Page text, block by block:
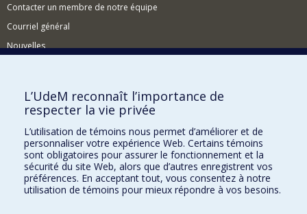
Contacter un membre de notre équipe
Courriel général
Nouvelles
Comment soutenir le CÉRIUM?
BESOIN D'AIDE?
Plan du site
Signaler une erreur
Accessibilité
FACULTÉ DES ARTS ET DES SCIENCES
L’UdeM reconnaît l’importance de
respecter la vie privée
L’utilisation de témoins nous permet d’améliorer et de
personnaliser votre expérience Web. Certains témoins
sont obligatoires pour assurer le fonctionnement et la
sécurité du site Web, alors que d’autres enregistrent vos
préférences. En acceptant tout, vous consentez à notre
utilisation de témoins pour mieux répondre à vos besoins.